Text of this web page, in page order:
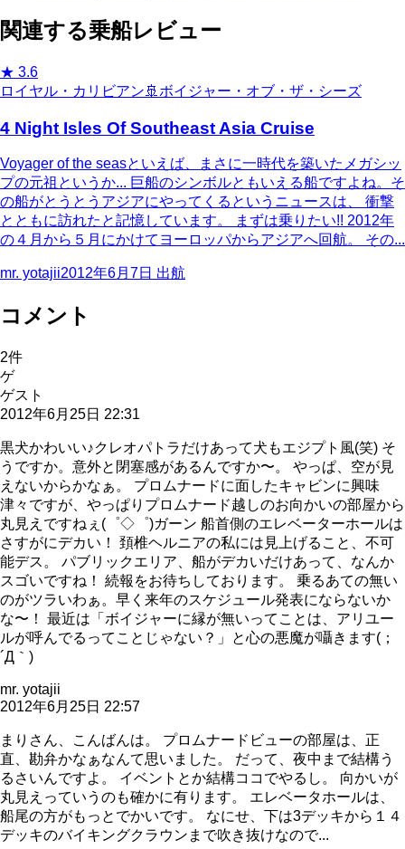
関連する乗船レビュー
★ 3.6
ロイヤル・カリビアン 🚢 ボイジャー・オブ・ザ・シーズ
4 Night Isles Of Southeast Asia Cruise
Voyager of the seasといえば、まさに一時代を築いたメガシッ
プの元祖というか... 巨船のシンボルともいえる船ですよね。そ
の船がとうとうアジアにやってくるというニュースは、 衝撃
とともに訪れたと記憶しています。 まずは乗りたい!! 2012年
の４月から５月にかけてヨーロッパからアジアへ回航。 その...
mr. yotajii2012年6月7日 出航
コメント
2件
ゲ
ゲスト
2012年6月25日 22:31
黒犬かわいい♪クレオパトラだけあって犬もエジプト風(笑) そ
うですか。意外と閉塞感があるんですか〜。 やっぱ、空が見
えないからかなぁ。 プロムナードに面したキャビンに興味
津々ですが、やっぱりプロムナード越しのお向かいの部屋から
丸見えですねぇ(゜◇゜)ガーン 船首側のエレベーターホールは
さすがにデカい！ 頚椎ヘルニアの私には見上げること、不可
能デス。 パブリックエリア、船がデカいだけあって、なんか
スゴいですね！ 続報をお待ちしております。 乗るあての無い
のがツラいわぁ。早く来年のスケジュール発表にならないか
な〜！ 最近は「ボイジャーに縁が無いってことは、アリユー
ルが呼んでるってことじゃない？」と心の悪魔が囁きます(；
´Д｀)
mr. yotajii
2012年6月25日 22:57
まりさん、こんばんは。 プロムナードビューの部屋は、正
直、勘弁かなぁなんて思いました。 だって、夜中まで結構う
るさいんですよ。 イベントとか結構ココでやるし。 向かいが
丸見えっていうのも確かに有ります。 エレベータホールは、
船尾の方がもっとでかいです。 なにせ、下は3デッキから１４
デッキのバイキングクラウンまで吹き抜けなので...